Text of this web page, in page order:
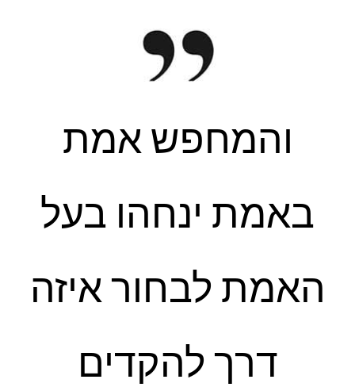
והמחפש אמת
באמת ינחהו בעל
האמת לבחור איזה
דרך להקדים